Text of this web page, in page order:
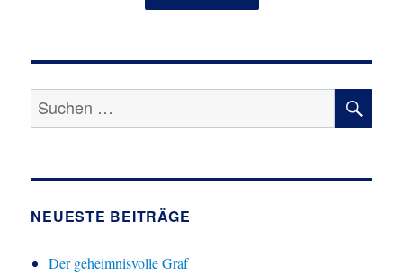
Suche
nach:
NEUESTE BEITRÄGE
Der geheimnisvolle Graf